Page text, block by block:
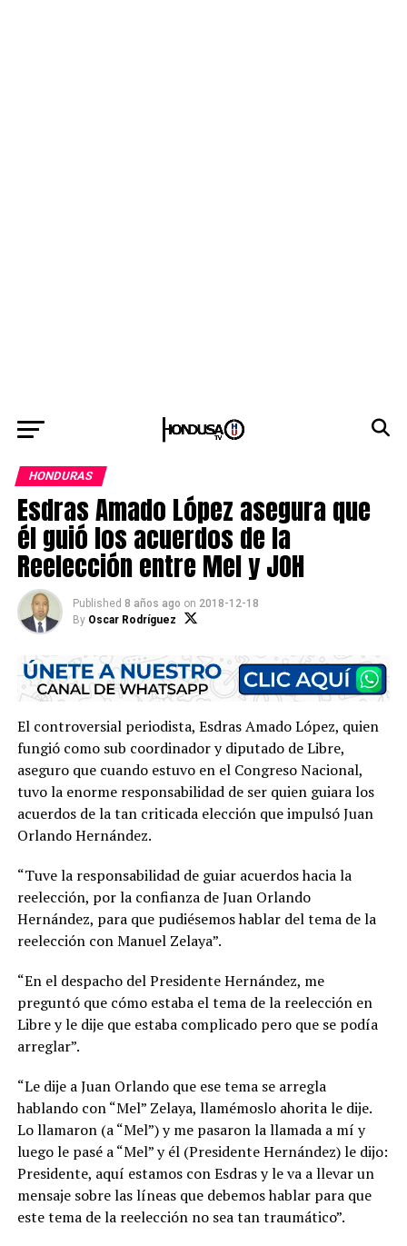
HONDURAS
Esdras Amado López asegura que
él guió los acuerdos de la
Reelección entre Mel y JOH
Published 8 años ago on 2018-12-18
By Oscar Rodríguez
El controversial periodista, Esdras Amado López, quien
fungió como sub coordinador y diputado de Libre,
aseguro que cuando estuvo en el Congreso Nacional,
tuvo la enorme responsabilidad de ser quien guiara los
acuerdos de la tan criticada elección que impulsó Juan
Orlando Hernández.
“Tuve la responsabilidad de guiar acuerdos hacia la
reelección, por la confianza de Juan Orlando
Hernández, para que pudiésemos hablar del tema de la
reelección con Manuel Zelaya”.
“En el despacho del Presidente Hernández, me
preguntó que cómo estaba el tema de la reelección en
Libre y le dije que estaba complicado pero que se podía
arreglar”.
“Le dije a Juan Orlando que ese tema se arregla
hablando con “Mel” Zelaya, llamémoslo ahorita le dije.
Lo llamaron (a “Mel”) y me pasaron la llamada a mí y
luego le pasé a “Mel” y él (Presidente Hernández) le dijo:
Presidente, aquí estamos con Esdras y le va a llevar un
mensaje sobre las líneas que debemos hablar para que
este tema de la reelección no sea tan traumático”.